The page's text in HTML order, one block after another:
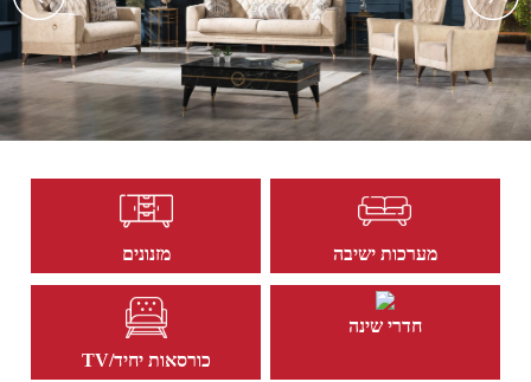
מערכות ישיבה מזנונים
חדרי שינה
כורסאות יחיד/TV